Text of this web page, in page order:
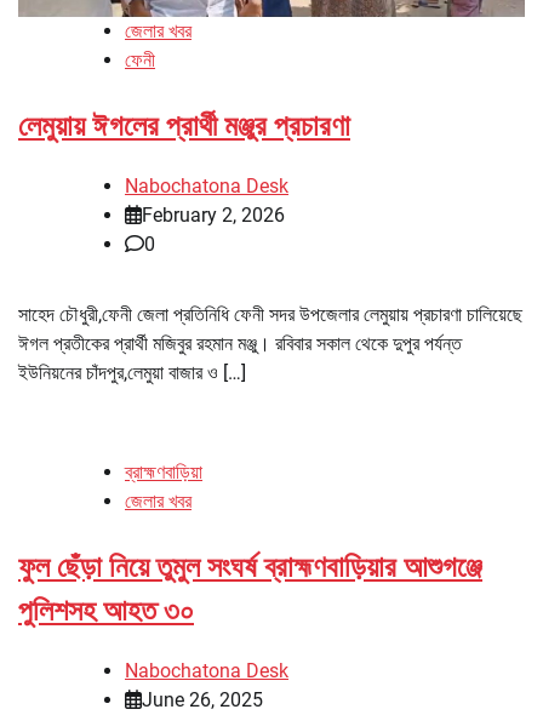
জেলার খবর
ফেনী
লেমুয়ায় ঈগলের প্রার্থী মঞ্জুর প্রচারণা
Nabochatona Desk
February 2, 2026
0
সাহেদ চৌধুরী,ফেনী জেলা প্রতিনিধি ফেনী সদর উপজেলার লেমুয়ায় প্রচারণা চালিয়েছে
ঈগল প্রতীকের প্রার্থী মজিবুর রহমান মঞ্জু। রবিবার সকাল থেকে দুপুর পর্যন্ত
ইউনিয়নের চাঁদপুর,লেমুয়া বাজার ও […]
ব্রাহ্মণবাড়িয়া
জেলার খবর
ফুল ছেঁড়া নিয়ে তুমুল সংঘর্ষ ব্রাহ্মণবাড়িয়ার আশুগঞ্জে
পুলিশসহ আহত ৩০
Nabochatona Desk
June 26, 2025